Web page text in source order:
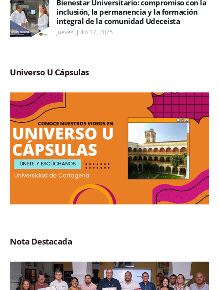
Bienestar Universitario: compromiso con la
inclusión, la permanencia y la formación
integral de la comunidad Udeceista
jueves, julio 17, 2025
Universo U Cápsulas
Nota Destacada